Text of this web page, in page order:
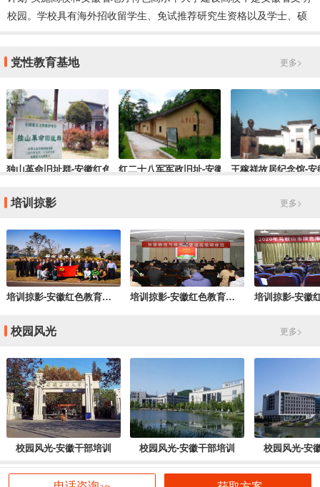
校园。学校具有海外招收留学生、免试推荐研究生资格以及学士、硕
党性教育基地 更多>
独山革命旧址群-安徽红色培训基地红二十八军军政旧址-安徽干部培训红色教育基地
王稼祥故居纪念馆-
培训掠影 更多>
培训掠影-安徽红色教育培训 培训掠影-安徽红色教育培训
校园风光 更多>
校园风光-安徽干部培训 校园风光-安徽干部培训 校园风光-安